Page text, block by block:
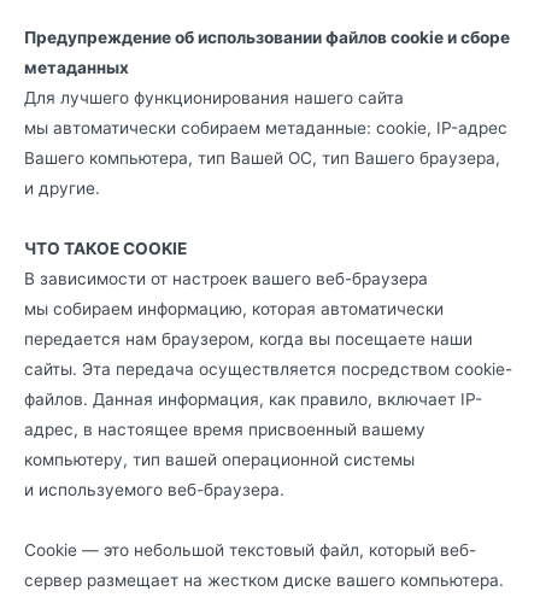
Предупреждение об использовании файлов cookie и сборе
метаданных
Для лучшего функционирования нашего сайта
мы автоматически собираем метаданные: cookie, IP-адрес
Вашего компьютера, тип Вашей ОС, тип Вашего браузера,
и другие.
ЧТО ТАКОЕ COOKIE
В зависимости от настроек вашего веб-браузера
мы собираем информацию, которая автоматически
передается нам браузером, когда вы посещаете наши
сайты. Эта передача осуществляется посредством cookie-
файлов. Данная информация, как правило, включает IP-
адрес, в настоящее время присвоенный вашему
компьютеру, тип вашей операционной системы
и используемого веб-браузера.
Cookie — это небольшой текстовый файл, который веб-
сервер размещает на жестком диске вашего компьютера.